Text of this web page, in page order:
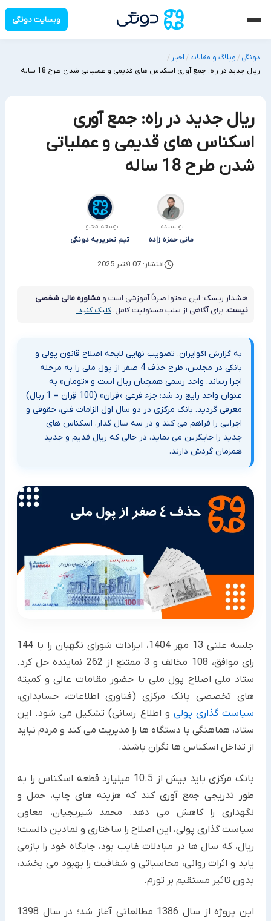
وبسایت دونگی
دونگی /وبلاگ و مقالات /اخبار /
ریال جدید در راه: جمع آوری اسکناس های قدیمی و عملیاتی شدن طرح 18 ساله
ریال جدید در راه: جمع آوری
اسکناس های قدیمی و عملیاتی
شدن طرح 18 ساله
نویسنده:
مانی حمزه زاده
توسعه محتوا:
تیم تحریریه دونگی
انتشار: 07 اکتبر 2025
هشدار ریسک: این محتوا صرفاً آموزشی است و مشاوره مالی شخصی
نیست. برای آگاهی از سلب مسئولیت کامل، کلیک کنید.
به گزارش اکوایران، تصویب نهایی لایحه اصلاح قانون پولی و
بانکی در مجلس، طرح حذف 4 صفر از پول ملی را به مرحله
اجرا رساند. واحد رسمی همچنان ریال است و «تومان» به
عنوان واحد رایج رد شد؛ جزء فرعی «قِران» (100 قِران = 1 ریال)
معرفی گردید. بانک مرکزی در دو سال اول الزامات فنی، حقوقی و
اجرایی را فراهم می کند و در سه سال گذار، اسکناس های
جدید را جایگزین می نماید، در حالی که ریال قدیم و جدید
همزمان گردش دارند.
جلسه علنی 13 مهر 1404، ایرادات شورای نگهبان را با 144
رای موافق، 108 مخالف و 3 ممتنع از 262 نماینده حل کرد.
ستاد ملی اصلاح پول ملی با حضور مقامات عالی و کمیته
های تخصصی بانک مرکزی (فناوری اطلاعات، حسابداری،
سیاست گذاری پولی و اطلاع رسانی) تشکیل می شود. این
ستاد، هماهنگی با دستگاه ها را مدیریت می کند و مردم نباید
از تداخل اسکناس ها نگران باشند.
بانک مرکزی باید بیش از 10.5 میلیارد قطعه اسکناس را به
طور تدریجی جمع آوری کند که هزینه های چاپ، حمل و
نگهداری را کاهش می دهد. محمد شیریجیان، معاون
سیاست گذاری پولی، این اصلاح را ساختاری و نمادین دانست؛
ریال، که سال ها در مبادلات غایب بود، جایگاه خود را بازمی
یابد و اثرات روانی، محاسباتی و شفافیت را بهبود می بخشد،
بدون تاثیر مستقیم بر تورم.
این پروژه از سال 1386 مطالعاتی آغاز شد؛ در سال 1398